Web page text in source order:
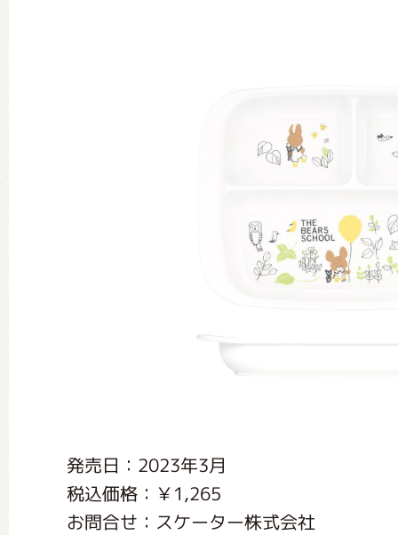
発売日：2023年3月
税込価格：￥1,265
お問合せ：スケーター株式会社
グッズインフォメーション
ミュージカル・コンサート
チア ジャッキーズ！
くまのがっこう しょくいんしつ